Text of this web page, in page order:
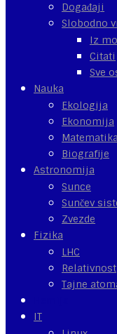
Događaji
Slobodno
Iz
Citati
Sve
Nauka
Ekologija
Ekonomija
Matematika
Biografije
Astronomija
Sunce
Sunčev
Zvezde
Fizika
LHC
Relativnost
Tajne
IT